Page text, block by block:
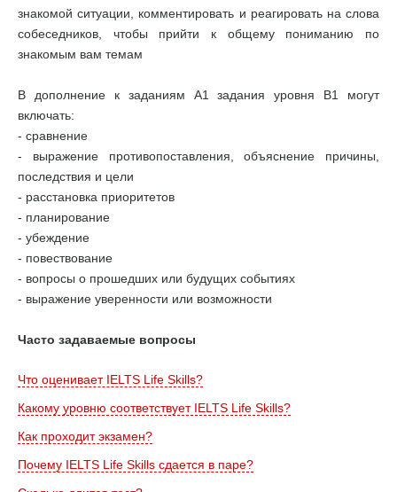
знакомой ситуации, комментировать и реагировать на слова
собеседников, чтобы прийти к общему пониманию по
знакомым вам темам
В дополнение к заданиям А1 задания уровня В1 могут
включать:
- сравнение
- выражение противопоставления, объяснение причины,
последствия и цели
- расстановка приоритетов
- планирование
- убеждение
- повествование
- вопросы о прошедших или будущих событиях
- выражение уверенности или возможности
Часто задаваемые вопросы
Что оценивает IELTS Life Skills?
Какому уровню соответствует IELTS Life Skills?
Как проходит экзамен?
Почему IELTS Life Skills сдается в паре?